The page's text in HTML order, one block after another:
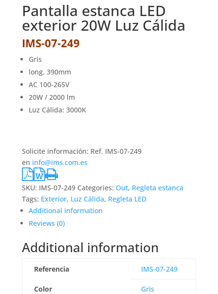
Pantalla estanca LED
exterior 20W Luz Cálida
IMS-07-249
Gris
long. 390mm
AC 100-265V
20W / 2000 lm
Luz Cálida: 3000K
Solicite información: Ref. IMS-07-249
en info@ims.com.es
SKU: IMS-07-249 Categories: Out, Regleta estanca
Tags: Exterior, Luz Cálida, Regleta LED
Additional information
Reviews (0)
Additional information
Referencia IMS-07-249
Color Gris